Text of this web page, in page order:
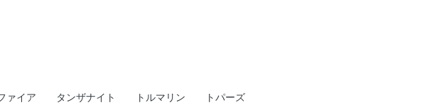
ァイア タンザナイト トルマリン
トパーズ